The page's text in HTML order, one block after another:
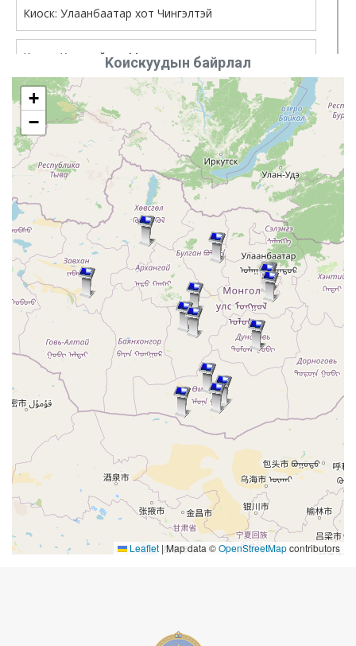
Киоск: Улаанбаатар хот Чингэлтэй
Киоск: Хөвсгөл аймаг Мөрөн сумын газрын даамлын
байранд
Киоск: Хөвсгөл аймаг ГХБХБГазарт
Киоск: Дундговь аймаг Сайнцагаан
Киоск: Дундговь аймаг Сайнцагаан
Киоск: Өвөрхангай аймаг Уянга сум
Киоск: Өвөрхангай аймаг Хархорин сум
Киоск: Өвөрхангай аймаг Арвайхээр сум
Киоск: Орхон аймаг Баян-Өндөр сум
Киоск: Завхан аймаг Улиастай сум
Kоискуудын байрлал
+
−
Leaflet |Map data ©OpenStreetMapcontributors